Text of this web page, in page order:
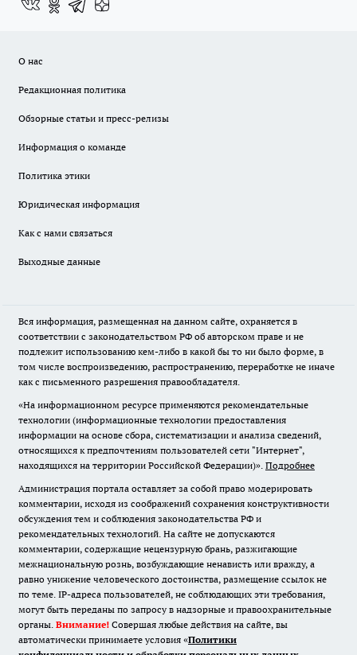
О нас
Редакционная политика
Обзорные статьи и пресс-релизы
Информация о команде
Политика этики
Юридическая информация
Как с нами связаться
Выходные данные
Вся информация, размещенная на данном сайте, охраняется в
соответствии с законодательством РФ об авторском праве и не
подлежит использованию кем-либо в какой бы то ни было форме, в
том числе воспроизведению, распространению, переработке не иначе
как с письменного разрешения правообладателя.
«На информационном ресурсе применяются рекомендательные
технологии (информационные технологии предоставления
информации на основе сбора, систематизации и анализа сведений,
относящихся к предпочтениям пользователей сети "Интернет",
находящихся на территории Российской Федерации)». Подробнее
Администрация портала оставляет за собой право модерировать
комментарии, исходя из соображений сохранения конструктивности
обсуждения тем и соблюдения законодательства РФ и
рекомендательных технологий. На сайте не допускаются
комментарии, содержащие нецензурную брань, разжигающие
межнациональную рознь, возбуждающие ненависть или вражду, а
равно унижение человеческого достоинства, размещение ссылок не
по теме. IP-адреса пользователей, не соблюдающих эти требования,
могут быть переданы по запросу в надзорные и правоохранительные
органы. Внимание! Совершая любые действия на сайте, вы
автоматически принимаете условия «Политики